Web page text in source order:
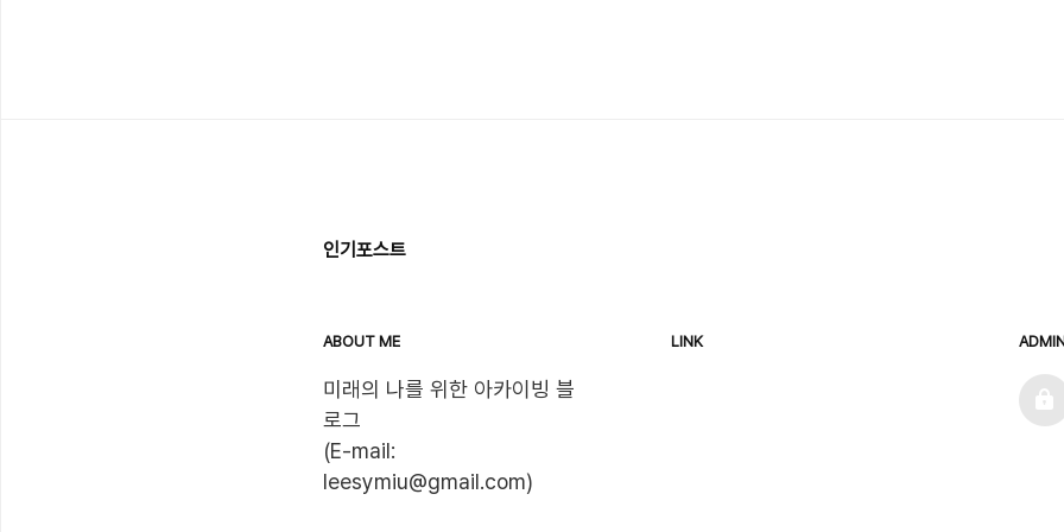
인기포스트
ABOUT ME
미래의 나를 위한 아카이빙 블
로그
(E-mail:
leesymiu@gmail.com)
LINK
admin